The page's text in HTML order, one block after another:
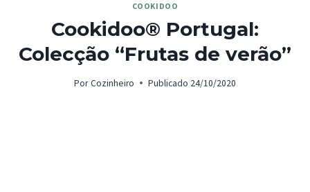
COOKIDOO
Cookidoo® Portugal:
Colecção “Frutas de verão”
Por Cozinheiro Publicado 24/10/2020